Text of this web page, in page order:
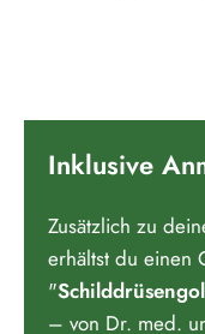
Inklusive
Zusätzlich zu
erhältst du einen
"
– von Dr. med.